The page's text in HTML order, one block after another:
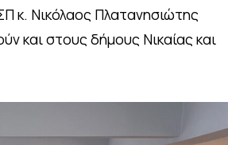
κ. Νικόλαος Πλατανησιώτης
και στους δήμους Νικαίας και